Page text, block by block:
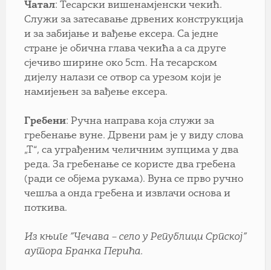
Чатал: Тесарски вишенамјенски чекић.
Служи за затесавање дрвених конструкција
и за забијање и вађење ексера. Са једне
стране је обична глава чекића а са друге
сјечиво ширине око 5cm. На тесарском
дијелу налази се отвор са урезом који је
намијењен за вађење ексера.
Гребени: Ручна направа која служи за
гребенање вуне. Дрвени рам је у виду слова
„Т“, са уграђеним челичним зупцима у два
реда. За гребенање се користе два гребена
(ради се објема рукама). Вуна се прво ручно
чешља а онда гребена и извлачи основа и
поткива.
Из књиге ”Чечава – село у Републици Српској”
аутора Бранка Перића.